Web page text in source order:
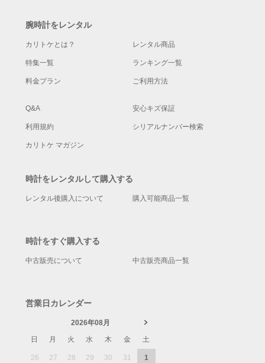
腕時計をレンタル
カリトケとは？ レンタル商品
特集一覧 ランキング一覧
料金プラン ご利用方法
Q&A 安心キズ保証
利用規約 シリアルナンバー検索
カリトケ マガジン
時計をレンタルして購入する
レンタル後購入について 購入可能商品一覧
時計をすぐ購入する
中古販売について 中古販売商品一覧
営業日カレンダー
2026年08月
日
月 火 水 木 金 土
26 27 28 29 30 31 1